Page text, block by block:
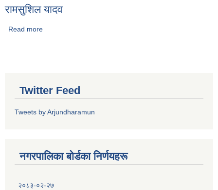
रामसुशिल यादव
Read more
Twitter Feed
Tweets by Arjundharamun
नगरपालिका बाेर्डका निर्णयहरू
२०८३-०२-२७